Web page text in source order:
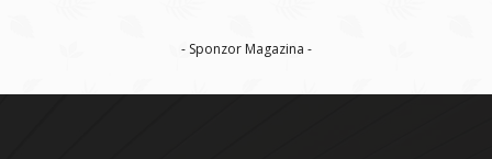
- Sponzor Magazina -